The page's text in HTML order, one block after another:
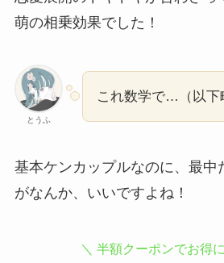
萌の相乗効果でした！
とうふ
これ数学で…（以下
基本ケンカップルなのに、最中
がなんか、いいですよね！
＼ 半額クーポンでお得